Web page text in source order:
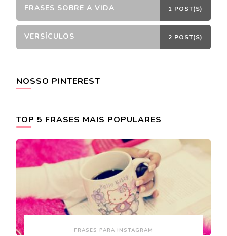
FRASES SOBRE A VIDA 1 POST(S)
VERSÍCULOS 2 POST(S)
NOSSO PINTEREST
TOP 5 FRASES MAIS POPULARES
FRASES PARA INSTAGRAM